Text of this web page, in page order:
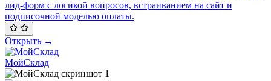
лид-форм с логикой вопросов, встраиванием на сайт и
подписочной моделью оплаты.
Открыть →
МойСклад